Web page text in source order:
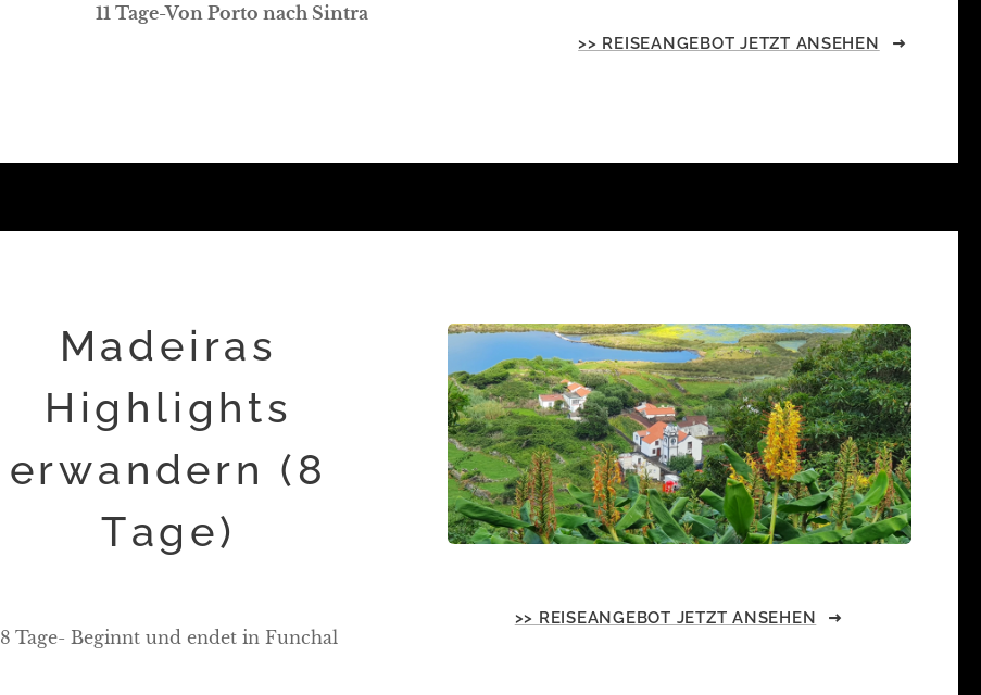
11 Tage-Von Porto nach Sintra
>> REISEANGEBOT JETZT ANSEHEN
Madeiras
Highlights
erwandern (8
Tage)
8 Tage- Beginnt und endet in Funchal
>> REISEANGEBOT JETZT ANSEHEN